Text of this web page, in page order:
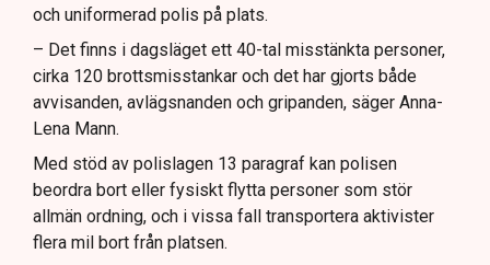
och uniformerad polis på plats.
– Det finns i dagsläget ett 40-tal misstänkta personer,
cirka 120 brottsmisstankar och det har gjorts både
avvisanden, avlägsnanden och gripanden, säger Anna-
Lena Mann.
Med stöd av polislagen 13 paragraf kan polisen
beordra bort eller fysiskt flytta personer som stör
allmän ordning, och i vissa fall transportera aktivister
flera mil bort från platsen.